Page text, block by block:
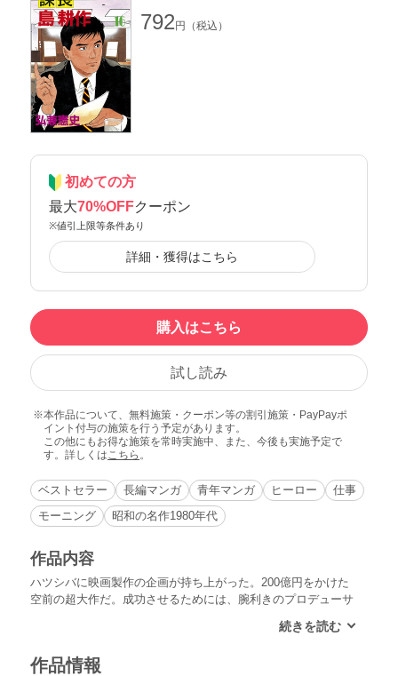
792 円（税込）
初めての方
最大70%OFFクーポン
※値引上限等条件あり
詳細・獲得はこちら
購入はこちら
試し読み
本作品について、無料施策・クーポン等の割引施策・PayPayポ
イント付与の施策を行う予定があります。
この他にもお得な施策を常時実施中、また、今後も実施予定で
す。詳しくはこちら 。
ベストセラー 長編マンガ 青年マンガ ヒーロー
仕事
モーニング
昭和の名作1980年代
作品内容
ハツシバに映画製作の企画が持ち上がった。200億円をかけた
空前の超大作だ。成功させるためには、腕利きのプロデューサ
ド・コナーに白羽の矢が立った。島耕作は彼を引き抜くため、
契約に際しおかしな条件を出された。スワンというゲイの踊り
作品情報